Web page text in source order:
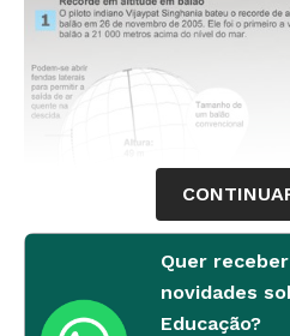
Quer
novidades
Educação?